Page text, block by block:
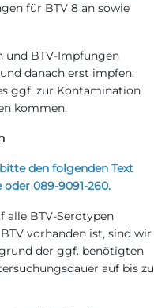
für BTV 8 an sowie
und BTV-Impfungen
danach erst impfen.
ggf. zur Kontamination
kommen.
den folgenden Text
089-9091-260.
alle BTV-Serotypen
vorhanden ist, sind wir
der ggf. benötigten
auf bis zu